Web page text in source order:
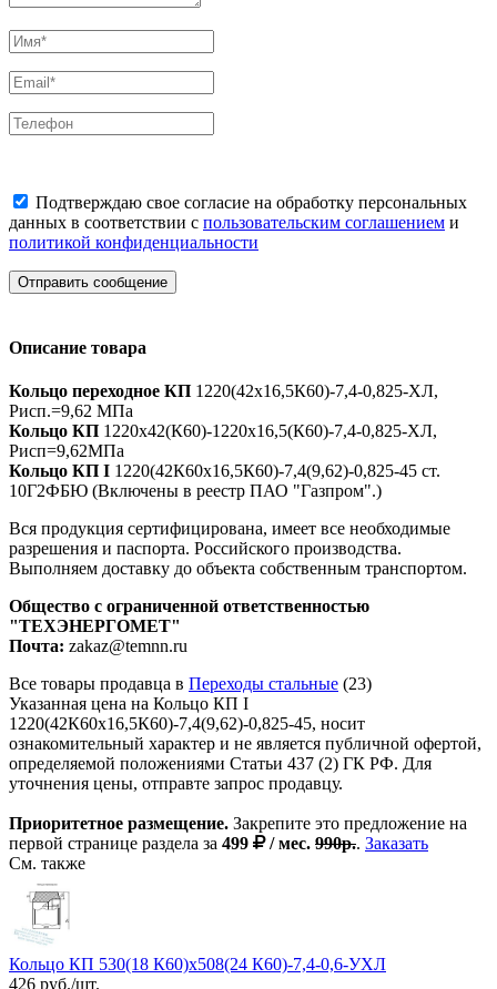
Подтверждаю свое согласие на обработку персональных
данных в соответствии с пользовательским соглашением и
политикой конфиденциальности
Отправить сообщение
Описание товара
Кольцо переходное КП 1220(42х16,5К60)-​7,4-0,825-ХЛ,
Рисп.=9,62 МПа
Кольцо КП 1220х42(К60)-1220х16,5(К60)-7,4-0,825-ХЛ,
Рисп=9,62МПа
Кольцо КП I 1220(42К60х16,5К60)-7,4(9,62)-0,825-45 ст.
10Г2ФБЮ (Включены в реестр ПАО "Газпром".)
Вся продукция сертифицирована, имеет все необходимые
разрешения и паспорта. Российского производства.
Выполняем доставку до объекта собственным транспортом.
Общество с ограниченной ответственностью
"ТЕХЭНЕРГОМЕТ"
Почта: zakaz@temnn.ru
Все товары продавца в Переходы стальные (23)
Указанная цена на Кольцо КП I
1220(42К60х16,5К60)-7,4(9,62)-0,825-45, носит
ознакомительный характер и не является публичной офертой,
определяемой положениями Статьи 437 (2) ГК РФ. Для
уточнения цены, отправте запрос продавцу.
Приоритетное размещение. Закрепите это предложение на
первой странице раздела за 499 / мес. 990р.. Заказать
См. также
Кольцо КП 530(18 К60)х508(24 К60)-7,4-0,6-УХЛ
426 руб./шт.